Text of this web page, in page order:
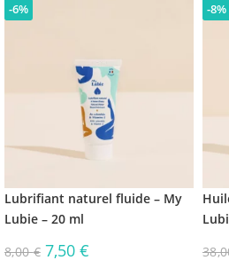
-6%
Lubrifiant naturel fluide – My
Lubie – 20 ml
8,00€ 7,50 €
-8%